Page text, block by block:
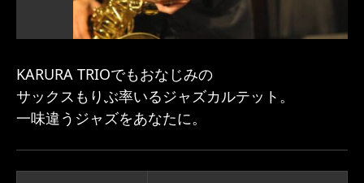
KARURA TRIOでもおなじみの
サックスもりぶ率いるジャズカルテット。
一味違うジャズをあなたに。